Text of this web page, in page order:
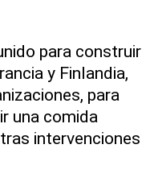
para construir
y Finlandia,
para
una comida
intervenciones